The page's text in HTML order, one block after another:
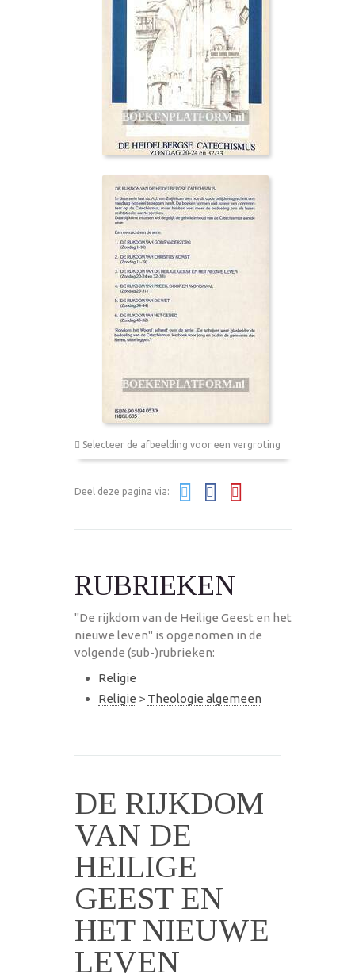
Selecteer de afbeelding voor een vergroting
Deel deze pagina via:
RUBRIEKEN
"De rijkdom van de Heilige Geest en het
nieuwe leven" is opgenomen in de
volgende (sub-)rubrieken:
Religie
Religie > Theologie algemeen
DE RIJKDOM
VAN DE
HEILIGE
GEEST EN
HET NIEUWE
LEVEN